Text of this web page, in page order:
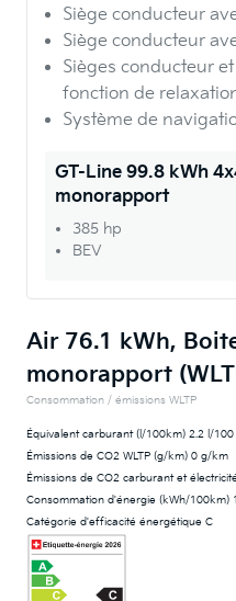
Siège conducteur
Siège conducteur
Sièges conducteur
fonction de
Système de
GT-Line 99.8 kWh
monorapport
385 hp
BEV
Air 76.1 kWh,
monorapport
Consommation / émissions WLTP
Équivalent carburant (l/100km) 2.2 l/
Émissions de CO2 WLTP (g/km) 0 g/km
Émissions de CO2 carburant et
Consommation d'énergie (kWh/100km)
Catégorie d'efficacité énergétique C